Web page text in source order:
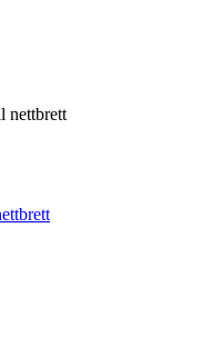
nettbrett